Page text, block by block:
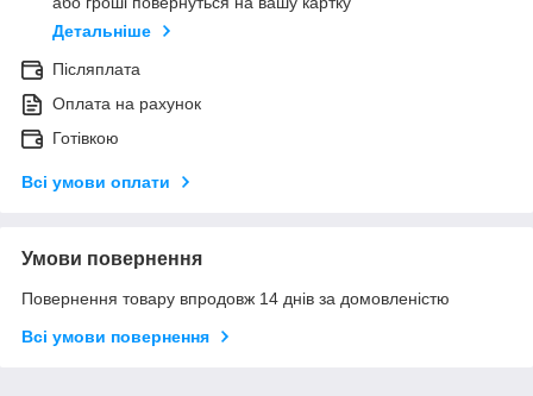
Детальніше
Післяплата
Оплата на рахунок
Готівкою
Всі умови оплати
Умови повернення
Повернення товару впродовж 14 днів за домовленістю
Всі умови повернення